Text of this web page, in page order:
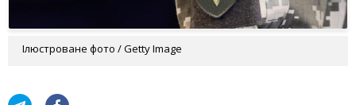
Ілюстроване фото / Getty Image